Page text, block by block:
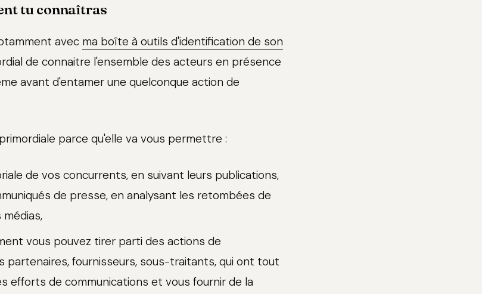
tu connaîtras
avec ma boîte à outils d'identification de son
de connaitre l'ensemble des acteurs en présence
avant d'entamer une quelconque action de
parce qu'elle va vous permettre :
de vos concurrents, en suivant leurs publications,
de presse, en analysant les retombées de
vous pouvez tirer parti des actions de
partenaires, fournisseurs, sous-traitants, qui ont tout
efforts de communications et vous fournir de la